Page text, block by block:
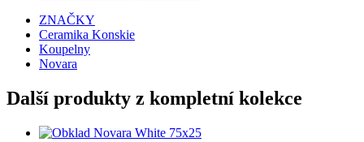
ZNAČKY
Ceramika Konskie
Koupelny
Novara
Další produkty z kompletní kolekce